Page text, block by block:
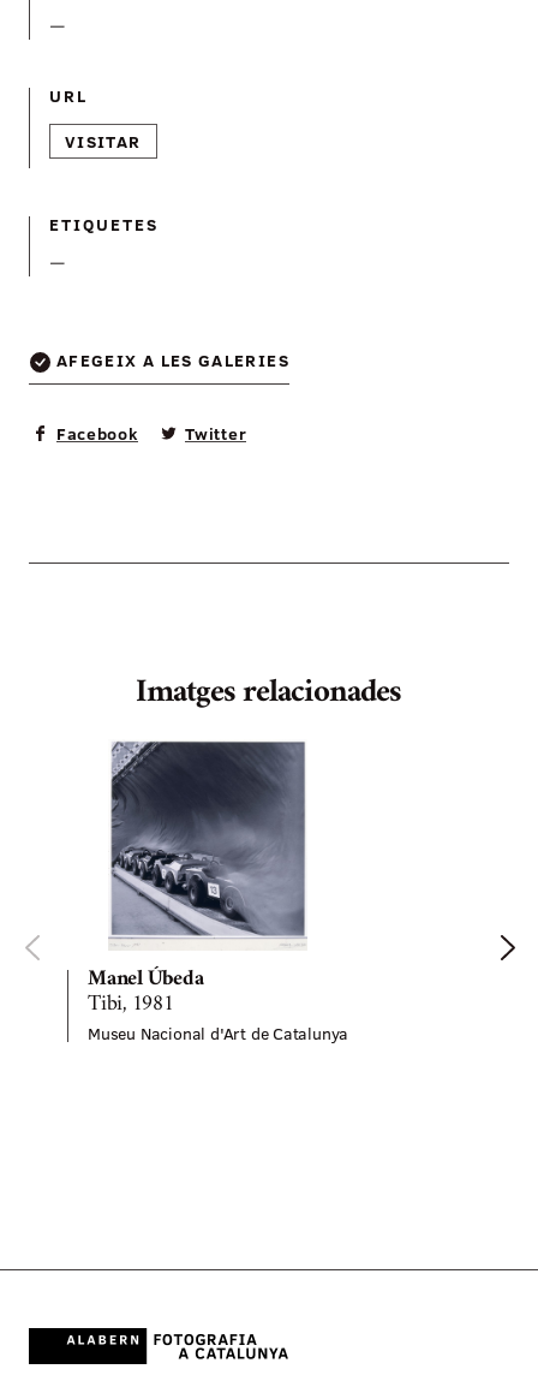
—
URL
VISITAR
ETIQUETES
—
AFEGEIX A LES GALERIES
Facebook Twitter
Imatges relacionades
Manel Úbeda
Tibi, 1981
Museu Nacional d'Art de Catalunya